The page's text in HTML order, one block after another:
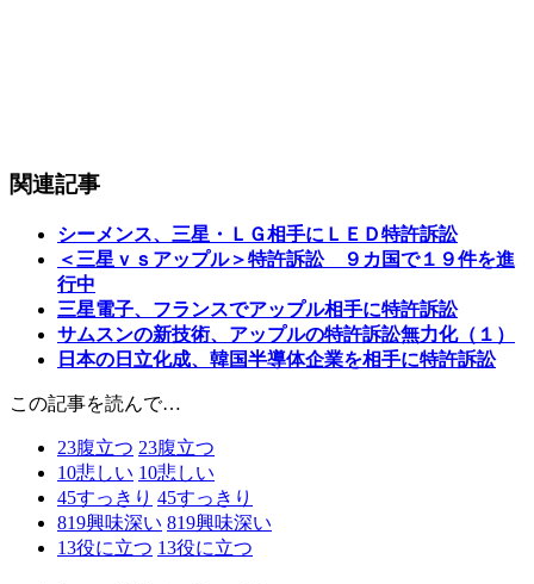
関連記事
シーメンス、三星・ＬＧ相手にＬＥＤ特許訴訟
＜三星ｖｓアップル＞特許訴訟 ９カ国で１９件を進
行中
三星電子、フランスでアップル相手に特許訴訟
サムスンの新技術、アップルの特許訴訟無力化（１）
日本の日立化成、韓国半導体企業を相手に特許訴訟
この記事を読んで…
23腹立つ 23腹立つ
10悲しい 10悲しい
45すっきり 45すっきり
819興味深い 819興味深い
13役に立つ 13役に立つ